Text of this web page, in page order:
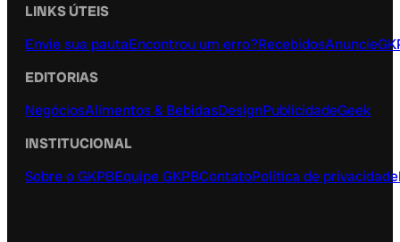
LINKS ÚTEIS
Envie sua pautaEncontrou um erro?RecebidosAnuncie
EDITORIAS
NegóciosAlimentos & BebidasDesignPublicidadeGeek
INSTITUCIONAL
Sobre o GKPBEquipe GKPBContatoPolítica de privacidade